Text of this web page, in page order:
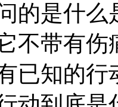
的是什
不带有伤
已知的行